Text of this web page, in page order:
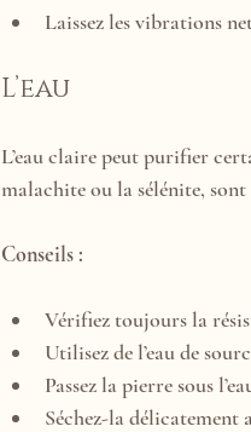
Laissez les vibrations
L’eau
L’eau claire peut purifier
malachite ou la sélénite, sont
Conseils :
Vérifiez toujours la
Utilisez de l’eau de
Passez la pierre sous
Séchez-la délicatement